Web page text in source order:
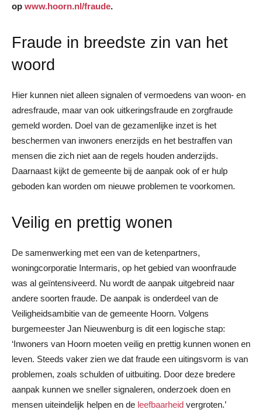
op www.hoorn.nl/fraude.
Fraude in breedste zin van het
woord
Hier kunnen niet alleen signalen of vermoedens van woon- en
adresfraude, maar van ook uitkeringsfraude en zorgfraude
gemeld worden. Doel van de gezamenlijke inzet is het
beschermen van inwoners enerzijds en het bestraffen van
mensen die zich niet aan de regels houden anderzijds.
Daarnaast kijkt de gemeente bij de aanpak ook of er hulp
geboden kan worden om nieuwe problemen te voorkomen.
Veilig en prettig wonen
De samenwerking met een van de ketenpartners,
woningcorporatie Intermaris, op het gebied van woonfraude
was al geïntensiveerd. Nu wordt de aanpak uitgebreid naar
andere soorten fraude. De aanpak is onderdeel van de
Veiligheidsambitie van de gemeente Hoorn. Volgens
burgemeester Jan Nieuwenburg is dit een logische stap:
‘Inwoners van Hoorn moeten veilig en prettig kunnen wonen en
leven. Steeds vaker zien we dat fraude een uitingsvorm is van
problemen, zoals schulden of uitbuiting. Door deze bredere
aanpak kunnen we sneller signaleren, onderzoek doen en
mensen uiteindelijk helpen en de leefbaarheid vergroten.’